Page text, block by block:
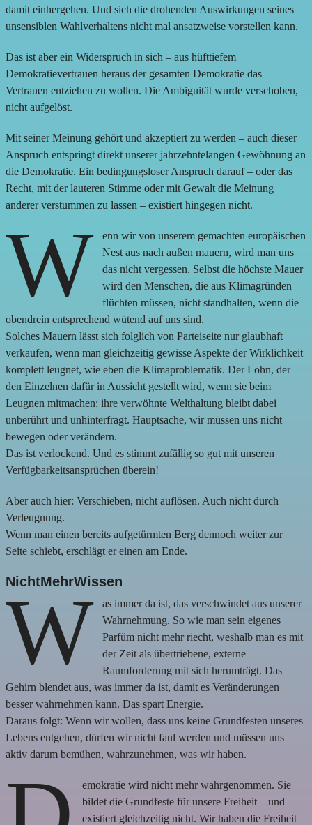
damit einhergehen. Und sich die drohenden Auswirkungen seines
unsensiblen Wahlverhaltens nicht mal ansatzweise vorstellen kann.
Das ist aber ein Widerspruch in sich – aus hüfttiefem
Demokratievertrauen heraus der gesamten Demokratie das
Vertrauen entziehen zu wollen. Die Ambiguität wurde verschoben,
nicht aufgelöst.
Mit seiner Meinung gehört und akzeptiert zu werden – auch dieser
Anspruch entspringt direkt unserer jahrzehntelangen Gewöhnung an
die Demokratie. Ein bedingungsloser Anspruch darauf – oder das
Recht, mit der lauteren Stimme oder mit Gewalt die Meinung
anderer verstummen zu lassen – existiert hingegen nicht.
W
enn wir von unserem gemachten europäischen
Nest aus nach außen mauern, wird man uns
das nicht vergessen. Selbst die höchste Mauer
wird den Menschen, die aus Klimagründen
flüchten müssen, nicht standhalten, wenn die
obendrein entsprechend wütend auf uns sind.
Solches Mauern lässt sich folglich von Parteiseite nur glaubhaft
verkaufen, wenn man gleichzeitig gewisse Aspekte der Wirklichkeit
komplett leugnet, wie eben die Klimaproblematik. Der Lohn, der
den Einzelnen dafür in Aussicht gestellt wird, wenn sie beim
Leugnen mitmachen: ihre verwöhnte Welthaltung bleibt dabei
unberührt und unhinterfragt. Hauptsache, wir müssen uns nicht
bewegen oder verändern.
Das ist verlockend. Und es stimmt zufällig so gut mit unseren
Verfügbarkeitsansprüchen überein!
Aber auch hier: Verschieben, nicht auflösen. Auch nicht durch
Verleugnung.
Wenn man einen bereits aufgetürmten Berg dennoch weiter zur
Seite schiebt, erschlägt er einen am Ende.
NichtMehrWissen
W
as immer da ist, das verschwindet aus unserer
Wahrnehmung. So wie man sein eigenes
Parfüm nicht mehr riecht, weshalb man es mit
der Zeit als übertriebene, externe
Raumforderung mit sich herumträgt. Das
Gehirn blendet aus, was immer da ist, damit es Veränderungen
besser wahrnehmen kann. Das spart Energie.
Daraus folgt: Wenn wir wollen, dass uns keine Grundfesten unseres
Lebens entgehen, dürfen wir nicht faul werden und müssen uns
aktiv darum bemühen, wahrzunehmen, was wir haben.
emokratie wird nicht mehr wahrgenommen. Sie
bildet die Grundfeste für unsere Freiheit – und
existiert gleichzeitig nicht. Wir haben die Freiheit